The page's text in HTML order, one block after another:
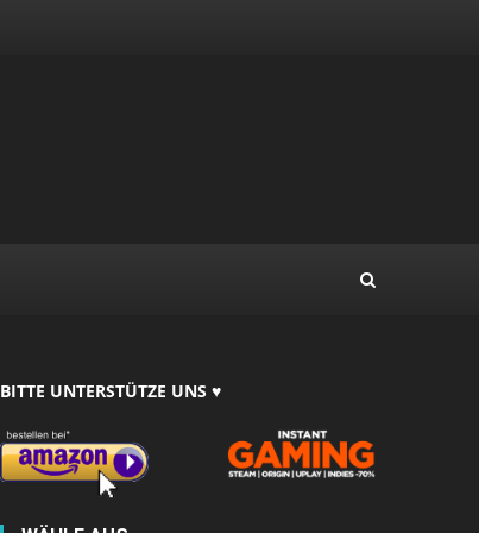
BITTE UNTERSTÜTZE UNS ♥